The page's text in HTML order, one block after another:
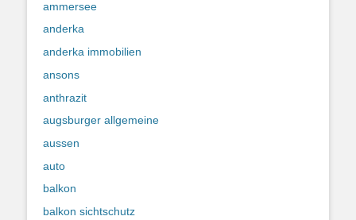
ammersee
anderka
anderka immobilien
ansons
anthrazit
augsburger allgemeine
aussen
auto
balkon
balkon sichtschutz